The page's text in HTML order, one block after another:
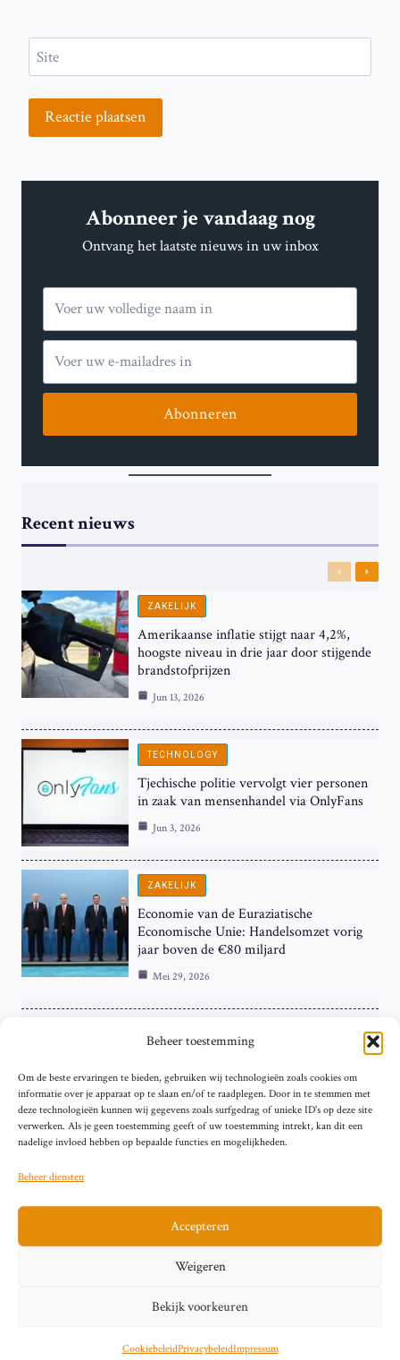
Beheer toestemming
Om de beste ervaringen te bieden, gebruiken wij technologieën zoals cookies om
informatie over je apparaat op te slaan en/of te raadplegen. Door in te stemmen met
deze technologieën kunnen wij gegevens zoals surfgedrag of unieke ID's op deze site
verwerken. Als je geen toestemming geeft of uw toestemming intrekt, kan dit een
nadelige invloed hebben op bepaalde functies en mogelijkheden.
Beheer diensten
Accepteren
Weigeren
Bekijk voorkeuren
CookiebeleidPrivacybeleidImpressum
Site
Abonneer je vandaag nog
Ontvang het laatste nieuws in uw inbox
Abonneren
Recent nieuws
Previous
Next
ZAKELIJK
Amerikaanse inflatie stijgt naar 4,2%,
hoogste niveau in drie jaar door stijgende
brandstofprijzen
Jun 13, 2026
TECHNOLOGY
Tjechische politie vervolgt vier personen
in zaak van mensenhandel via OnlyFans
Jun 3, 2026
ZAKELIJK
Economie van de Euraziatische
Economische Unie: Handelsomzet vorig
jaar boven de €80 miljard
Mei 29, 2026
Hardnekkige Inflatie bij de ‘Grote Vier’
van de Eurozone
Mei 29, 2026
Sitemap Contact Privacybeleid (EU)
Impressum
Cookiebeleid (EU)